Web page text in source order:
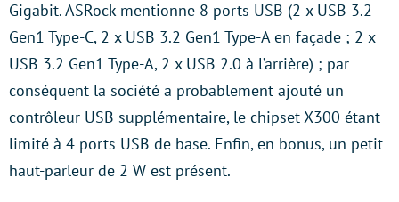
Gigabit. ASRock mentionne 8 ports USB (2 x USB 3.2
Gen1 Type-C, 2 x USB 3.2 Gen1 Type-A en façade ; 2 x
USB 3.2 Gen1 Type-A, 2 x USB 2.0 à l’arrière) ; par
conséquent la société a probablement ajouté un
contrôleur USB supplémentaire, le chipset X300 étant
limité à 4 ports USB de base. Enfin, en bonus, un petit
haut-parleur de 2 W est présent.